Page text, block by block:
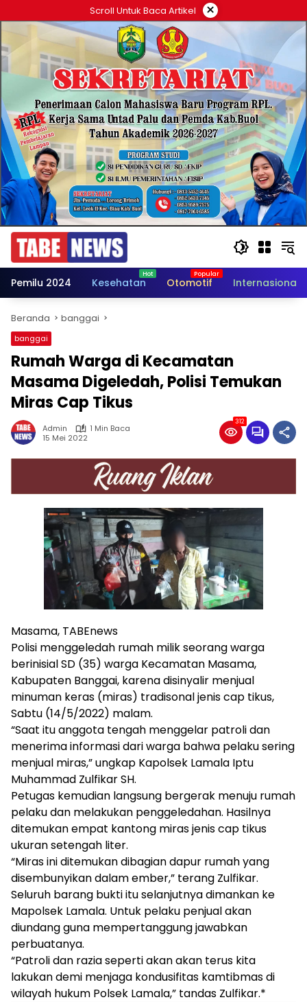
ke
konten
Scroll Untuk Baca Artikel ×
Pemilu 2024 Kesehatan Otomotif Internasional
Beranda banggai
banggai
Rumah Warga di Kecamatan
Masama Digeledah, Polisi Temukan
Miras Cap Tikus
Admin
1 Min Baca
15 Mei 2022
312
Masama, TABEnews
Polisi menggeledah rumah milik seorang warga
berinisial SD (35) warga Kecamatan Masama,
Kabupaten Banggai, karena disinyalir menjual
minuman keras (miras) tradisonal jenis cap tikus,
Sabtu (14/5/2022) malam.
“Saat itu anggota tengah menggelar patroli dan
menerima informasi dari warga bahwa pelaku sering
menjual miras,” ungkap Kapolsek Lamala Iptu
Muhammad Zulfikar SH.
Petugas kemudian langsung bergerak menuju rumah
pelaku dan melakukan penggeledahan. Hasilnya
ditemukan empat kantong miras jenis cap tikus
ukuran setengah liter.
“Miras ini ditemukan dibagian dapur rumah yang
disembunyikan dalam ember,” terang Zulfikar.
Seluruh barang bukti itu selanjutnya dimankan ke
Mapolsek Lamala. Untuk pelaku penjual akan
diundang guna mempertanggung jawabkan
perbuatanya.
“Patroli dan razia seperti akan akan terus kita
lakukan demi menjaga kondusifitas kamtibmas di
wilayah hukum Polsek Lamala,” tandas Zulfikar.*